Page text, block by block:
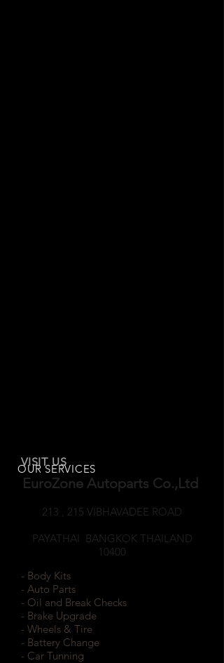
VISIT US
OUR SERVICES
EuroZone Autoparts Co.,Ltd
213 , 215 VIBHAVADEE ROAD
PAYATHAI BANGKOK THAILAND
10400
- Body Kits
- Auto Parts
- Oil and Break Checks
- Brake Upgrade
- Wheels & Tire
- Battery Change
- Car Tunning